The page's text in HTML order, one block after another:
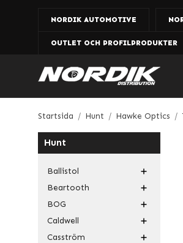
NORDIK AUTOMOTIVE
OUTLET OCH PROFILPRODUKTER
Startsida / Hunt / Hawke Optics /
Hunt
Ballistol
Beartooth
BOG
Caldwell
Casström